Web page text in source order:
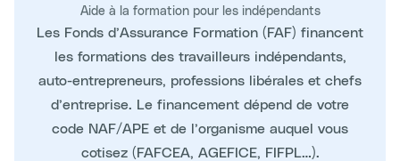
Aide à la formation pour les indépendants
Les Fonds d’Assurance Formation (FAF) financent
les formations des travailleurs indépendants,
auto-entrepreneurs, professions libérales et chefs
d’entreprise. Le financement dépend de votre
code NAF/APE et de l’organisme auquel vous
cotisez (FAFCEA, AGEFICE, FIFPL…).